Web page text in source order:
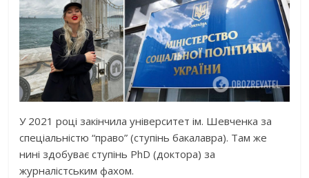
У 2021 році закінчила університет ім. Шевченка за
спеціальністю “право” (ступінь бакалавра). Там же
нині здобуває ступінь PhD (доктора) за
журналістським фахом.